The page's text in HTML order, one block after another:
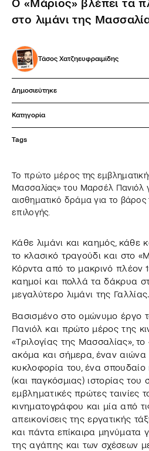
Ο «Μάριος» βλέπει τα
στο λιμάνι της
Τάσος Χατζηευφραιμίδης
Δημοσιεύτηκε
Κατηγορία
Tags
Το πρώτο μέρος της
Μασσαλίας» του Μαρσέλ Πανιόλ
αισθηματικό δράμα για το
επιλογής.
Κάθε λιμάνι και καημός, κάθε
το κλασικό τραγούδι και στο
Κόρντα από το μακρινό πλέον
καημοί και πολλά τα δάκρυα
μεγαλύτερο λιμάνι της Γαλλίας.
Βασισμένο στο ομώνυμο έργο
Πανιόλ και πρώτο μέρος της
«Τριλογίας της Μασσαλίας»,
ακόμα και σήμερα, έναν αιώνα
κυκλοφορία του, ένα
(και παγκόσμιας) ιστορίας του
εμβληματικές πρώτες ταινίες
κινηματογράφου και μία από
απεικονίσεις της εργατικής
και πάντα επίκαιρα μηνύματα
της αγάπης και των σχέσεων